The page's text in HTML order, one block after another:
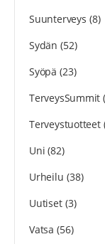
Suunterveys (8)
Sydän (52)
Syöpä (23)
TerveysSummit
Terveystuotteet
Uni (82)
Urheilu (38)
Uutiset(3)
Vatsa (56)